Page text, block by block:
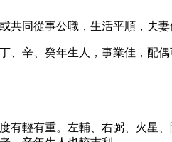
同從事公職，生活平順，夫妻
、辛、癸年生人，事業佳，配
有輕有重。左輔、右弼、火星